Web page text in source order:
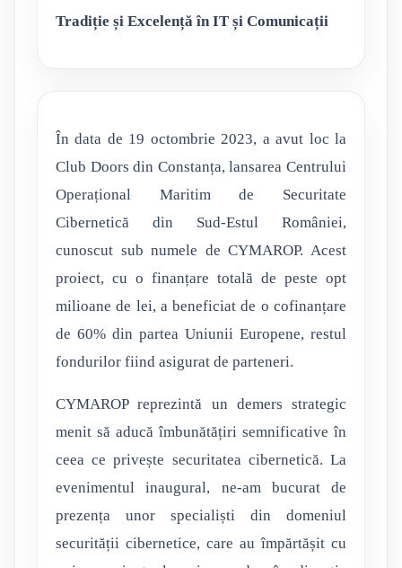
Tradiție și Excelență în IT și Comunicații
În data de 19 octombrie 2023, a avut loc la
Club Doors din Constanța, lansarea Centrului
Operațional Maritim de Securitate
Cibernetică din Sud-Estul României,
cunoscut sub numele de CYMAROP. Acest
proiect, cu o finanțare totală de peste opt
milioane de lei, a beneficiat de o cofinanțare
de 60% din partea Uniunii Europene, restul
fondurilor fiind asigurat de parteneri.
CYMAROP reprezintă un demers strategic
menit să aducă îmbunătățiri semnificative în
ceea ce privește securitatea cibernetică. La
evenimentul inaugural, ne-am bucurat de
prezența unor specialiști din domeniul
securității cibernetice, care au împărtășit cu